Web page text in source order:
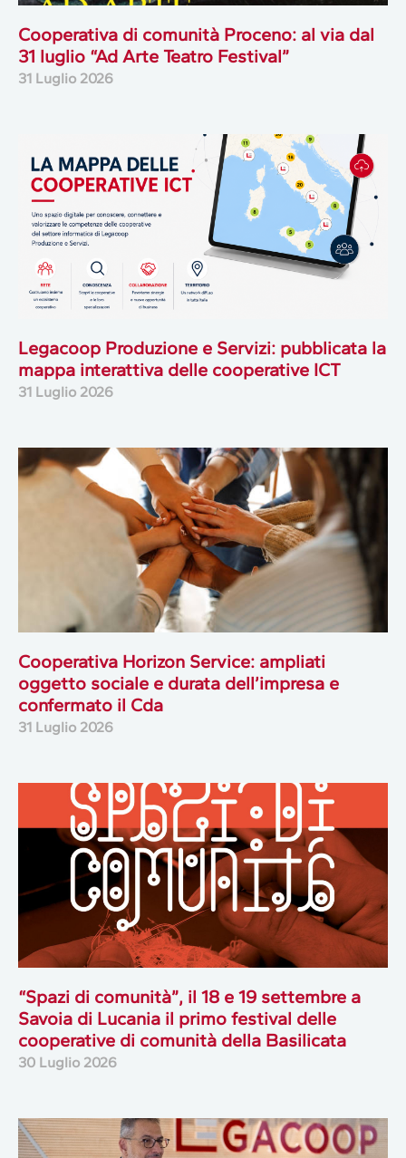
Cooperativa di comunità Proceno: al via dal
31 luglio “Ad Arte Teatro Festival”
31 Luglio 2026
Legacoop Produzione e Servizi: pubblicata la
mappa interattiva delle cooperative ICT
31 Luglio 2026
Cooperativa Horizon Service: ampliati
oggetto sociale e durata dell’impresa e
confermato il Cda
31 Luglio 2026
“Spazi di comunità”, il 18 e 19 settembre a
Savoia di Lucania il primo festival delle
cooperative di comunità della Basilicata
30 Luglio 2026